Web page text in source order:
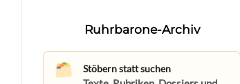
Ruhrbarone-Archiv
Stöbern statt suchen